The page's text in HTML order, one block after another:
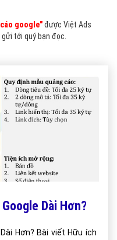
google"được Việt Ads
tới quý bạn đọc.
Dài Hơn?
Hơn? Bài viết Hữu ích